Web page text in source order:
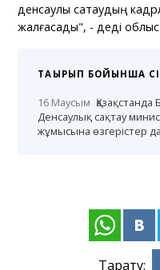
денсаулық сақтаудың
жалғасады", - деді облыс
ТАҚЫРЫП БОЙЫНША
16 Маусым
Денсаулық сақтау
жұмысына өзгерістер
Тарату: